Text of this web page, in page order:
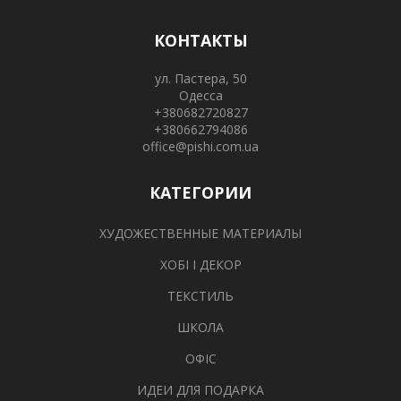
КОНТАКТЫ
ул. Пастера, 50
Одесса
+380682720827
+380662794086
office@pishi.com.ua
КАТЕГОРИИ
ХУДОЖЕСТВЕННЫЕ МАТЕРИАЛЫ
ХОБІ І ДЕКОР
ТЕКСТИЛЬ
ШКОЛА
ОФІС
ИДЕИ ДЛЯ ПОДАРКА